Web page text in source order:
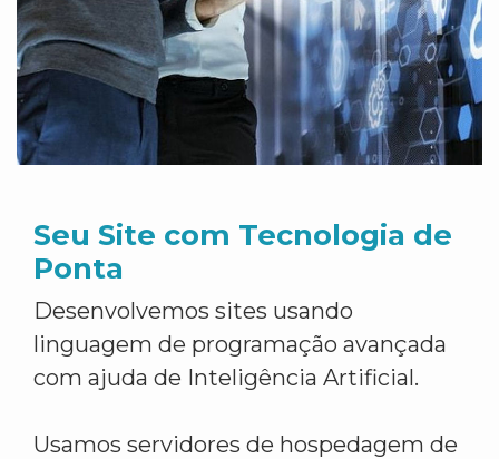
Seu Site com Tecnologia de
Ponta
Desenvolvemos sites usando
linguagem de programação avançada
com ajuda de Inteligência Artificial.
Usamos servidores de hospedagem de